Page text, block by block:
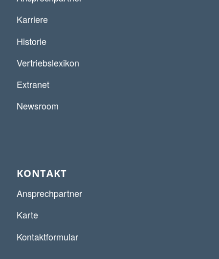
Karriere
Historie
Vertriebslexikon
Extranet
Newsroom
KONTAKT
Ansprechpartner
Karte
Kontaktformular